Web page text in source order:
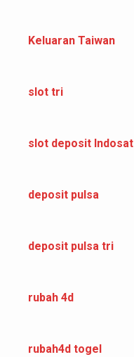
Keluaran Taiwan
slot tri
slot deposit Indosat
deposit pulsa
deposit pulsa tri
rubah 4d
rubah4d togel